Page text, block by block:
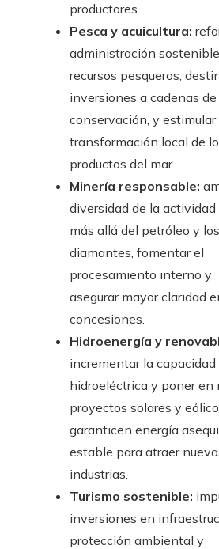
productores.
Pesca y acuicultura:
administración
recursos pesqueros,
inversiones a cadenas
conservación, y estimular
transformación local de
productos del mar.
Minería responsable:
diversidad de la
más allá del petróleo y los
diamantes, fomentar el
procesamiento interno y
asegurar mayor claridad
concesiones.
Hidroenergía y
incrementar la capacidad
hidroeléctrica y poner en
proyectos solares y
garanticen energía
estable para atraer
industrias.
Turismo sostenible:
inversiones en
protección ambiental y